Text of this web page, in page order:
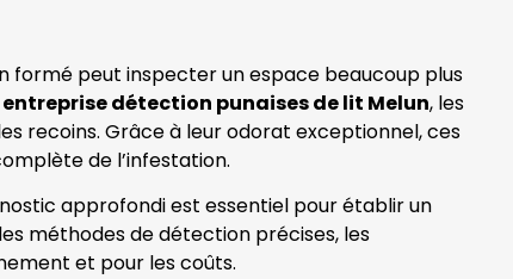
formé peut inspecter un espace beaucoup plus
entreprise détection punaises de lit Melun, les
recoins. Grâce à leur odorat exceptionnel, ces
de l’infestation.
approfondi est essentiel pour établir un
méthodes de détection précises, les
et pour les coûts.